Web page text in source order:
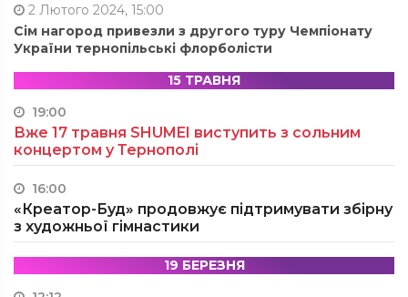
2 Лютого 2024, 15:00
Сім нагород привезли з другого туру Чемпіонату
України тернопільські флорболісти
15 ТРАВНЯ
19:00
Вже 17 травня SHUMEI виступить з сольним
концертом у Тернополі
16:00
«Креатор-Буд» продовжує підтримувати збірну
з художньої гімнастики
19 БЕРЕЗНЯ